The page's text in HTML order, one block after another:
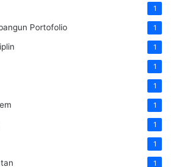
1
Portofolio 1
1
1
1
1
1
1
1